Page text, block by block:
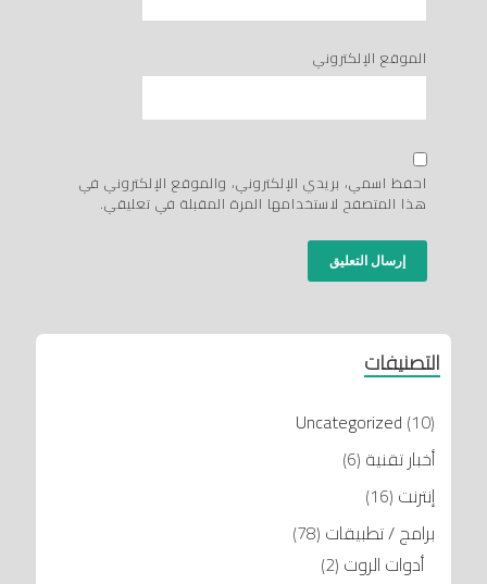
الموقع الإلكتروني
احفظ اسمي، بريدي الإلكتروني، والموقع الإلكتروني في
هذا المتصفح لاستخدامها المرة المقبلة في تعليقي.
التصنيفات
Uncategorized (10)
أخبار تقنية (6)
إنترنت (16)
برامج / تطبيقات (78)
أدوات الروت (2)